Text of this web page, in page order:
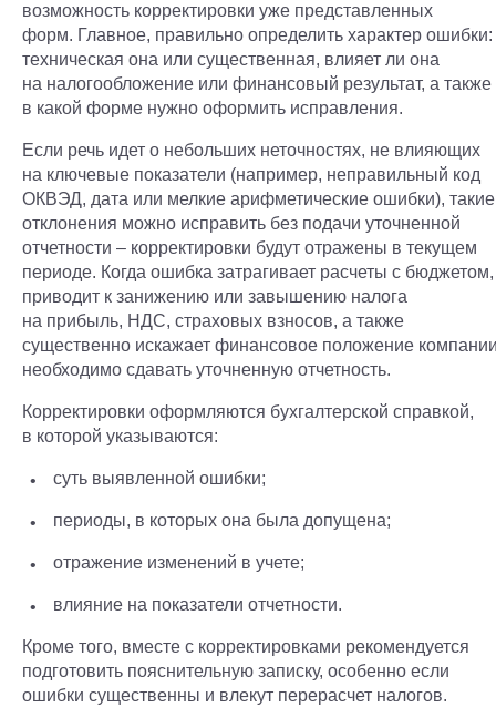
возможность корректировки уже представленных
форм. Главное, правильно определить характер ошибки:
техническая она или существенная, влияет ли она
на налогообложение или финансовый результат, а также
в какой форме нужно оформить исправления.
Если речь идет о небольших неточностях, не влияющих
на ключевые показатели (например, неправильный код
ОКВЭД, дата или мелкие арифметические ошибки), такие
отклонения можно исправить без подачи уточненной
отчетности – корректировки будут отражены в текущем
периоде. Когда ошибка затрагивает расчеты с бюджетом,
приводит к занижению или завышению налога
на прибыль, НДС, страховых взносов, а также
существенно искажает финансовое положение
необходимо сдавать уточненную отчетность.
Корректировки оформляются бухгалтерской справкой,
в которой указываются:
суть выявленной ошибки;
периоды, в которых она была допущена;
отражение изменений в учете;
влияние на показатели отчетности.
Кроме того, вместе с корректировками рекомендуется
подготовить пояснительную записку, особенно если
ошибки существенны и влекут перерасчет налогов.